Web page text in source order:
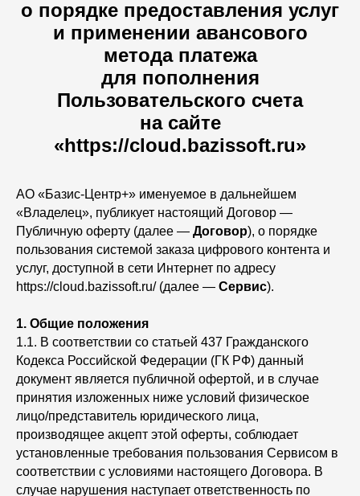
о порядке предоставления услуг
и применении авансового
метода платежа
для пополнения
Пользовательского счета
на сайте
«https://cloud.bazissoft.ru»
АО «Базис-Центр+» именуемое в дальнейшем
«Владелец», публикует настоящий Договор —
Публичную оферту (далее — Договор), о порядке
пользования системой заказа цифрового контента и
услуг, доступной в сети Интернет по адресу
https://cloud.bazissoft.ru/ (далее — Сервис).
1. Общие положения
1.1. В соответствии со статьей 437 Гражданского
Кодекса Российской Федерации (ГК РФ) данный
документ является публичной офертой, и в случае
принятия изложенных ниже условий физическое
лицо/представитель юридического лица,
производящее акцепт этой оферты, соблюдает
установленные требования пользования Сервисом в
соответствии с условиями настоящего Договора. В
случае нарушения наступает ответственность по